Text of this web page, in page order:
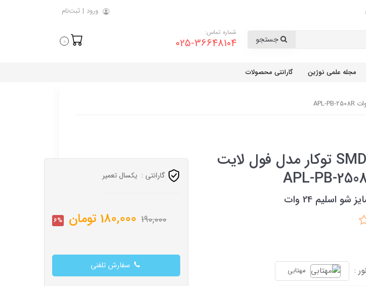
ورود | ثبت‌نام
شماره تماس:
025-36648104
0
مجله علمی نوژین گارانتی محصولات
چراغ پنل SMD توکار مدل فول لایت
اسلیم 24 وات
: مهتابی
گارانتی : یکسال تعمیر
190,000
180,000 تومان 6%
سفارش تلفنی